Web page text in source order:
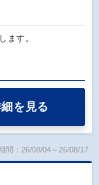
ます。
を見る
間：26/08/04～26/08/17